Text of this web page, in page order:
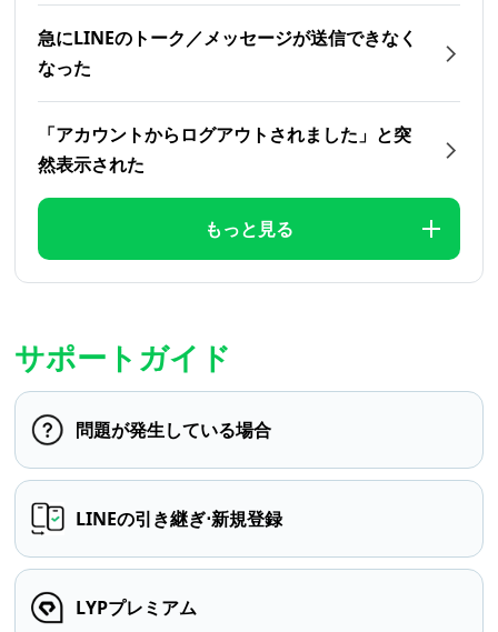
急にLINEのトーク／メッセージが送信できなく
なった
「アカウントからログアウトされました」と突
然表示された
もっと見る
サポートガイド
問題が発生している場合
LINEの引き継ぎ⋅新規登録
LYPプレミアム